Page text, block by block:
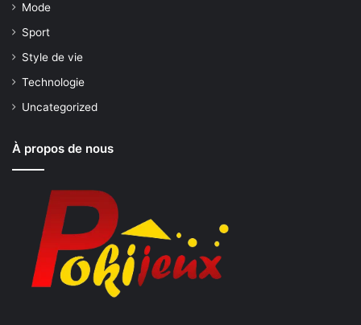
Mode
Sport
Style de vie
Technologie
Uncategorized
À propos de nous